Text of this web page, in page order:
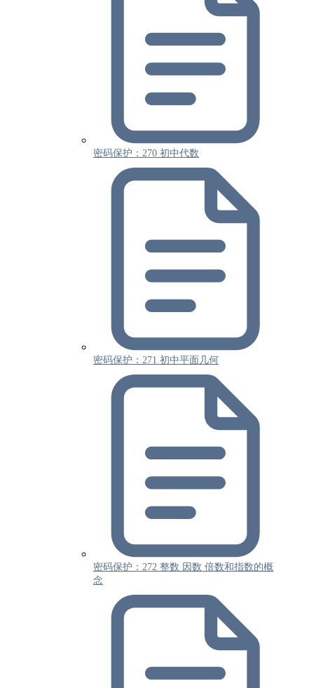
密码保护：270 初中代数
密码保护：271 初中平面几何
密码保护：272 整数 因数 倍数和指数的概
念